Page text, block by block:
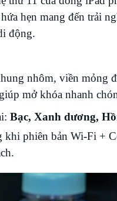
hẹn mang đến trải
động.
nhôm, viền mỏng
mở khóa nhanh
Bạc, Xanh dương,
khi phiên bản Wi-Fi +